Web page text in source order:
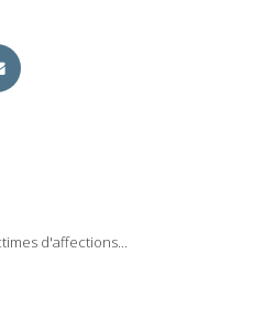
d'affections...